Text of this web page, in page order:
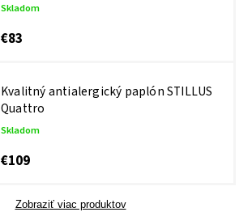
Skladom
€83
Kvalitný antialergický paplón STILLUS
Quattro
Skladom
€109
Zobraziť viac produktov